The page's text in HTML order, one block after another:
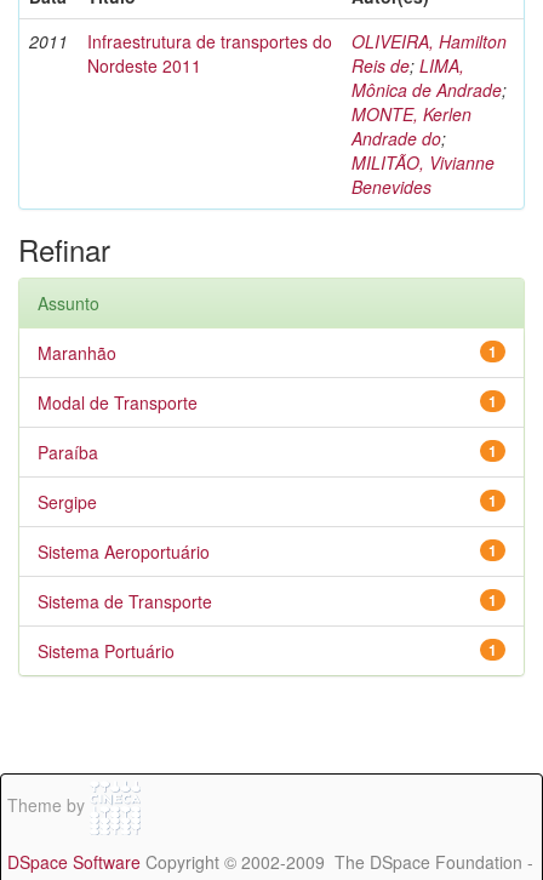
2011
Infraestrutura de transportes do
Nordeste 2011
OLIVEIRA, Hamilton
Reis de; LIMA,
Mônica de Andrade;
MONTE, Kerlen
Andrade do;
MILITÃO, Vivianne
Benevides
Refinar
Assunto
1
Maranhão
1
Modal de Transporte
1
Paraíba
1
Sergipe
1
Sistema Aeroportuário
1
Sistema de Transporte
1
Sistema Portuário
Theme by
DSpace Software Copyright © 2002-2009 The DSpace Foundation -